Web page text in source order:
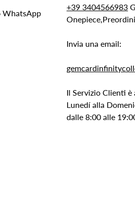
WhatsApp
+39 3404566983
Invia una email:
Il Servizio Clienti è
Lunedí alla
dalle 8:00 alle